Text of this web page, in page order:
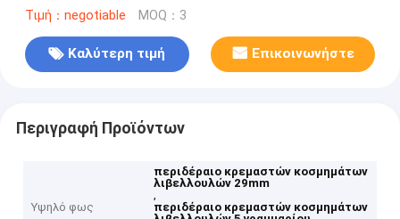
περιδεραίων S925
Τιμή：negotiable MOQ：3
Καλύτερη τιμή Επικοινωνήστε
Περιγραφή Προϊόντων
Υψηλό φως
περιδέραιο κρεμαστών κοσμημάτων
λιβελλουλών 29mm
,
περιδέραιο κρεμαστών κοσμημάτων